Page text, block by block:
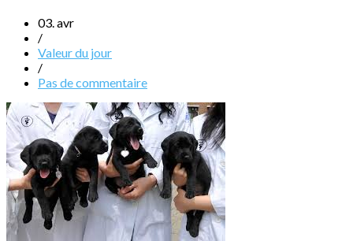
03. avr
/
Valeur du jour
/
Pas de commentaire